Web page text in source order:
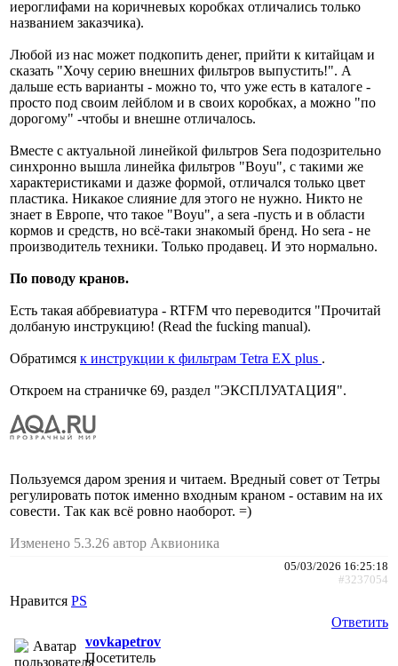
иероглифами на коричневых коробках отличались только
названием заказчика).
Любой из нас может подкопить денег, прийти к китайцам и
сказать "Хочу серию внешних фильтров выпустить!". А
дальше есть варианты - можно то, что уже есть в каталоге -
просто под своим лейблом и в своих коробках, а можно "по
дорогому" -чтобы и внешне отличалось.
Вместе с актуальной линейкой фильтров Sera подозрительно
синхронно вышла линейка фильтров "Boyu", с такими же
характеристиками и дазже формой, отличался только цвет
пластика. Никакое слияние для этого не нужно. Никто не
знает в Европе, что такое "Boyu", а sera -пусть и в области
кормов и средств, но всё-таки знакомый бренд. Но sera - не
производитель техники. Только продавец. И это нормально.
По поводу кранов.
Есть такая аббревиатура - RTFM что переводится "Прочитай
долбаную инструкцию! (Read the fucking manual).
Обратимся к инструкции к фильтрам Tetra EX plus .
Откроем на страничке 69, раздел "ЭКСПЛУАТАЦИЯ".
Пользуемся даром зрения и читаем. Вредный совет от Тетры
регулировать поток именно входным краном - оставим на их
совести. Так как всё ровно наоборот. =)
Изменено 5.3.26 автор Аквионика
05/03/2026 16:25:18
#3237054
Нравится PS
Ответить
vovkapetrov
Посетитель